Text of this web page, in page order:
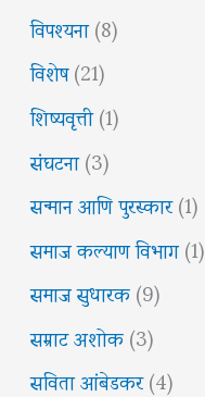
विपश्यना(8)
विशेष(21)
शिष्यवृत्ती(1)
संघटना(3)
सन्मान आणि पुरस्कार(1)
समाज कल्याण विभाग(1)
समाज सुधारक(9)
सम्राट अशोक(3)
सविता आंबेडकर(4)